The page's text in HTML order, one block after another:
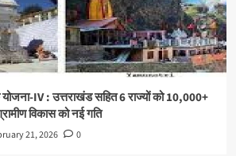
IV : उत्तराखंड सहित 6 राज्यों को 10,000+
विकास को नई गति
21, 2026 0